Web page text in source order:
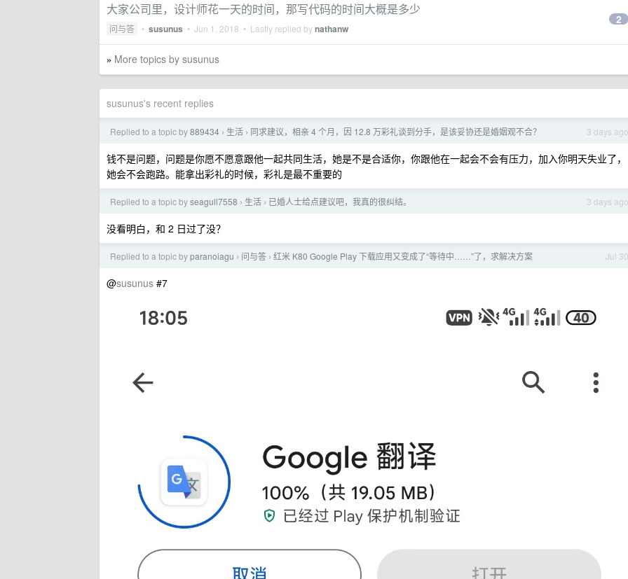
大家公司里，设计师花一天的时间，那写代码的时间大概是多少
问与答 • susunus • Jun 1, 2018 • Lastly replied bynathanw
2
» More topics by susunus
susunus's recent replies
3 days ago
Replied to a topic by889434 › 生活 › 同求建议，相亲 4 个月，因 12.8 万彩礼谈到分手，是该妥协还是婚姻观不合？
钱不是问题，问题是你愿不愿意跟他一起共同生活，她是不是合适你，你跟他在一起会不会有压力，加入你明天失业了，
她会不会跑路。能拿出彩礼的时候，彩礼是最不重要的
3 days ago
Replied to a topic byseagull7558 › 生活 › 已婚人士给点建议吧，我真的很纠结。
没看明白，和 2 日过了没？
Jul 30
Replied to a topic byparanoiagu › 问与答 › 红米 K80 Google Play 下载应用又变成了“等待中……”了，求解决方案
@susunus #7